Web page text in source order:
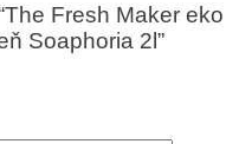
Fresh Maker eko
Soaphoria 2l”